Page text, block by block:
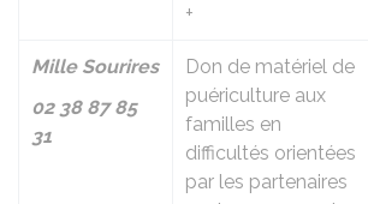
+
Mille Sourires
02 38 87 85
31
Don de matériel de
puériculture aux
familles en
difficultés orientées
par les partenaires